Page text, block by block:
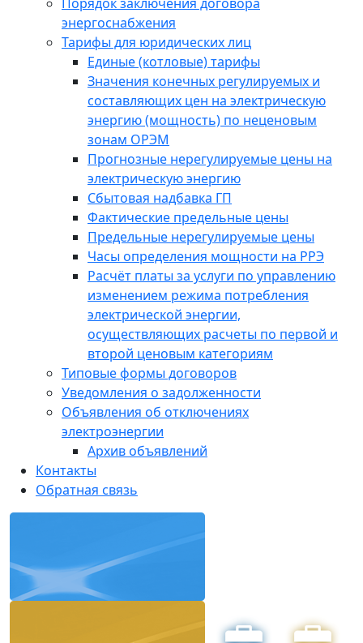
энергоснабжения
Тарифы для юридических лиц
Единые (котловые) тарифы
Значения конечных регулируемых и
составляющих цен на электрическую
энергию (мощность) по неценовым
зонам ОРЭМ
Прогнозные нерегулируемые цены на
электрическую энергию
Сбытовая надбавка ГП
Фактические предельные цены
Предельные нерегулируемые цены
Часы определения мощности на РРЭ
Расчёт платы за услуги по управлению
изменением режима потребления
электрической энергии,
осуществляющих расчеты по первой и
второй ценовым категориям
Типовые формы договоров
Уведомления о задолженности
Объявления об отключениях
электроэнергии
Архив объявлений
Контакты
Обратная связь